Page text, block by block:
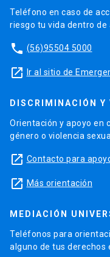
Teléfono en caso de
riesgo tu vida dentro de
phone (56)95504 5000
launch Ir al sitio de
DISCRIMINACIÓN Y
Orientación y apoyo en
género o violencia
launch Contacto para
launch Más orientación
MEDIACIÓN
Teléfonos para
alguno de tus derechos